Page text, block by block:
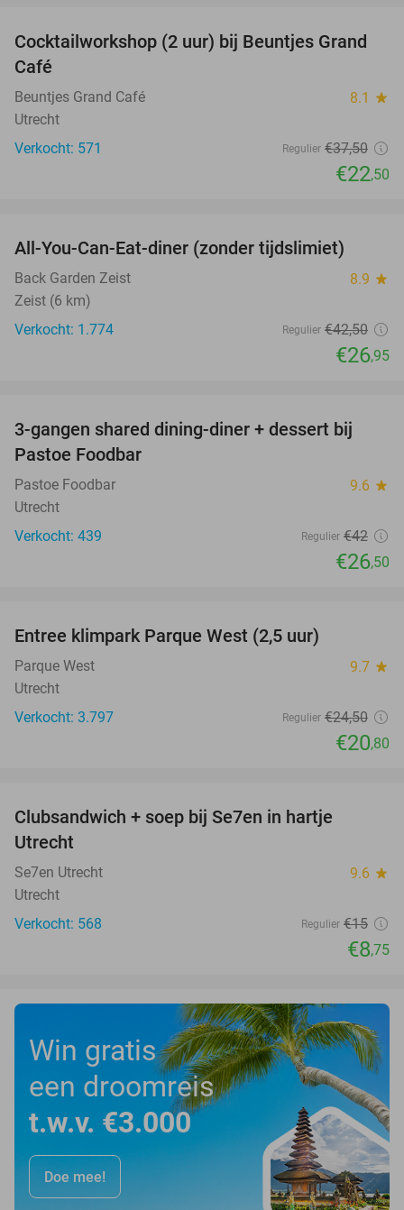
40%
Cocktailworkshop (2 uur) bij Beuntjes Grand
Café
Beuntjes Grand Café 8.1 star
Utrecht
Verkocht: 571
Regulier €37,50
€22,50
All-You-Can-Eat-diner (zonder tijdslimiet)
Back Garden Zeist 8.9 star
Zeist (6 km)
Verkocht: 1.774
Regulier €42,50
€26,95
37%
3-gangen shared dining-diner + dessert bij
Pastoe Foodbar
Pastoe Foodbar 9.6 star
Utrecht
Verkocht: 439
Regulier €42
€26,50
Entree klimpark Parque West (2,5 uur)
Parque West 9.7 star
Utrecht
Verkocht: 3.797
Regulier €24,50
€20,80
Clubsandwich + soep bij Se7en in hartje
Utrecht
Se7en Utrecht 9.6 star
Utrecht
Verkocht: 568
Regulier €15
€8,75
Win gratis
een droomreis
t.w.v. €3.000
Doe mee!